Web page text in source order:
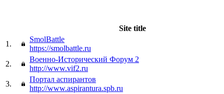
Site title
1.
SmolBattle
https://smolbattle.ru
2.
Военно-Исторический Форум 2
http://www.vif2.ru
3.
Портал аспирантов
http://www.aspirantura.spb.ru